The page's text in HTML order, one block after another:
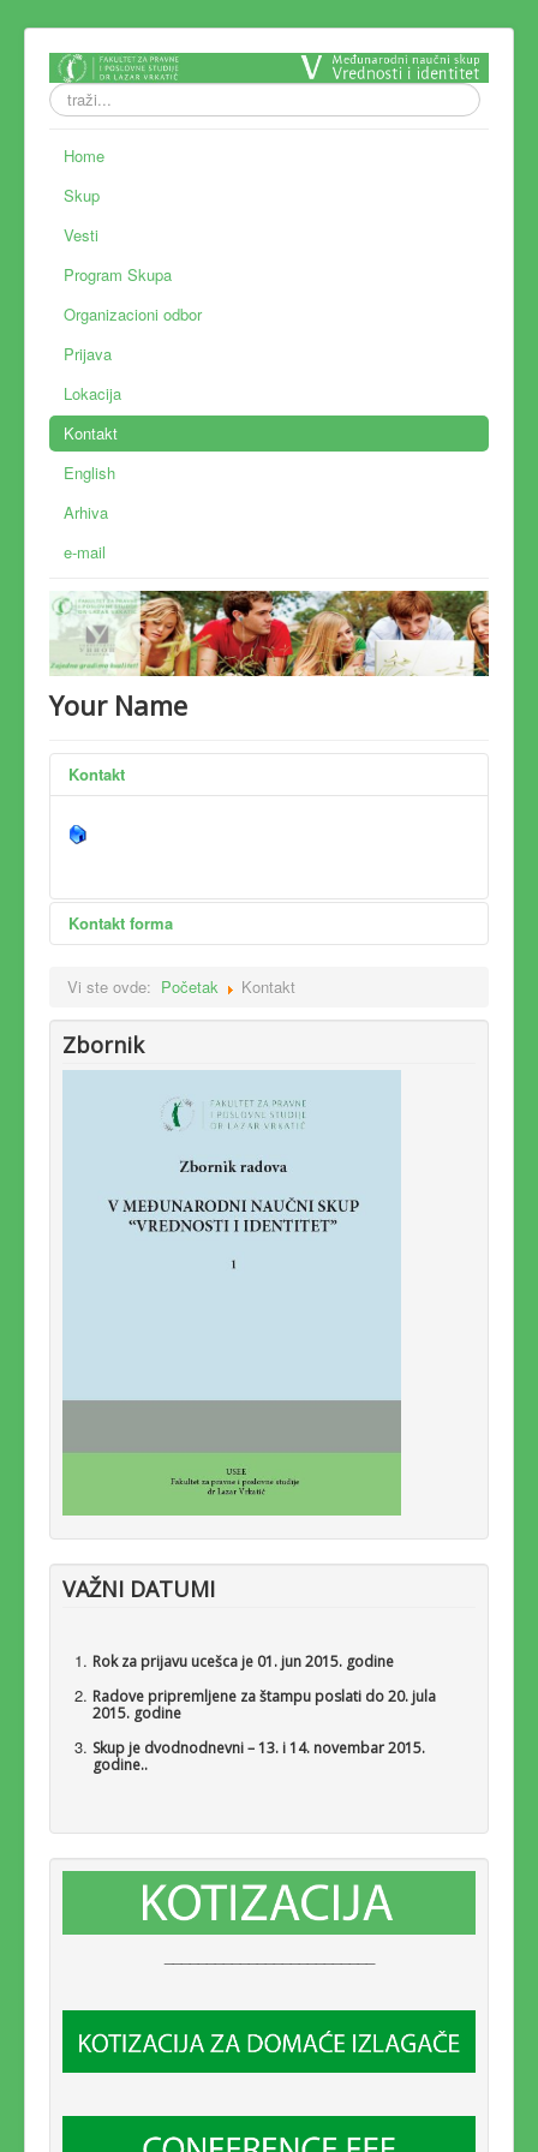
traži...
Home
Skup
Vesti
Program Skupa
Organizacioni odbor
Prijava
Lokacija
Kontakt
English
Arhiva
e-mail
Your Name
Kontakt
Kontakt forma
Pošaljite elektronsku poruku. Sva
polja označena zvezdicom * moraju
biti unešena.
El. pošta*
Pošaljite kopiju sebi
Vi ste ovde: Početak Kontakt
Zbornik
VAŽNI DATUMI
Rok za prijavu ucešca je 01. jun 2015. godine
Radove pripremljene za štampu poslati do 20. jula
2015. godine
Skup je dvodnodnevni – 13. i 14. novembar 2015.
godine..